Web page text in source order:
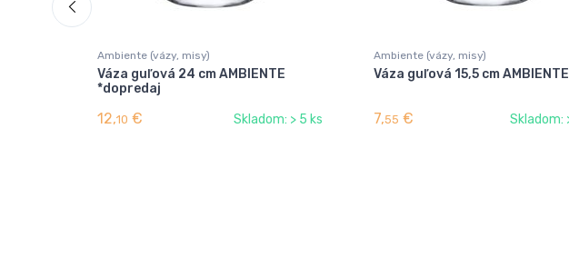
Ambiente (vázy, misy)
Váza guľová 24 cm AMBIENTE
*dopredaj
12,10 € Skladom: > 5 ks
Ambiente (vázy, misy)
Váza guľová 15,5 cm AMBIENTE
7,55 € Skladom: